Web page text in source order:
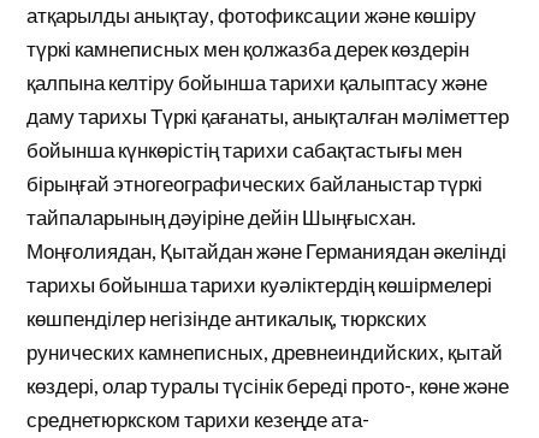
атқарылды анықтау, фотофиксации және көшіру
түркі камнеписных мен қолжазба дерек көздерін
қалпына келтіру бойынша тарихи қалыптасу және
даму тарихы Түркі қағанаты, анықталған мәліметтер
бойынша күнкөрістің тарихи сабақтастығы мен
бірыңғай этногеографических байланыстар түркі
тайпаларының дәуіріне дейін Шыңғысхан.
Моңғолиядан, Қытайдан және Германиядан әкелінді
тарихы бойынша тарихи куәліктердің көшірмелері
көшпенділер негізінде антикалық, тюркских
рунических камнеписных, древнеиндийских, қытай
көздері, олар туралы түсінік береді прото-, көне және
среднетюркском тарихи кезеңде ата-